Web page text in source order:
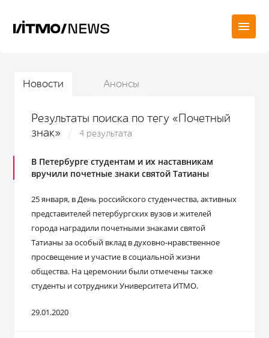
Новости Анонсы
Результаты поиска по тегу «Почетный
знак»
4 результата
В Петербурге студентам и их наставникам
вручили почетные знаки святой Татианы
25 января, в День российского студенчества, активных
представителей петербургских вузов и жителей
города наградили почетными знаками святой
Татианы за особый вклад в духовно-нравственное
просвещение и участие в социальной жизни
общества. На церемонии были отмечены также
студенты и сотрудники Университета ИТМО.
29.01.2020